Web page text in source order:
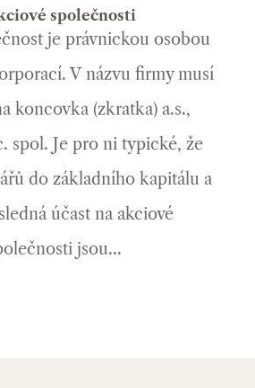
společnosti
je právnickou osobou
V názvu firmy musí
koncovka (zkratka) a.s.,
spol. Je pro ni typické, že
do základního kapitálu a
účast na akciové
jsou...